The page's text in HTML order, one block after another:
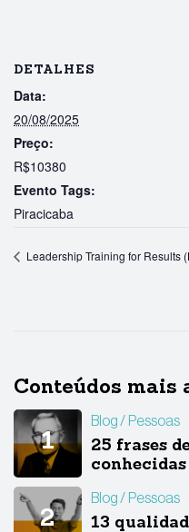
DETALHES
Data:
20/08/2025
Preço:
R$10380
Evento Tags:
Piracicaba
Leadership Training for Results
Conteúdos mais
Blog Pessoas
25 frases
conhecidas
Blog Pessoas
13